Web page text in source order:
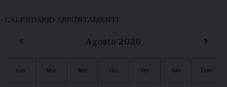
CALENDARIO APPUNTAMENTI
‹ Agosto 2026 ›
Lun Mar Mer Gio Ven Sab Dom